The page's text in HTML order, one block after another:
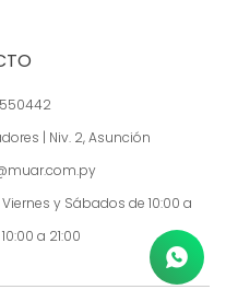
| Niv. 2, Asunción
y Sábados de 10:00 a
a 21:00